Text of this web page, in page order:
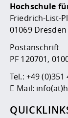
Hochschule
Friedrich-List-
01069 Dresden
Postanschrift
PF 120701,
Tel.: +49 (0)351
E-Mail: